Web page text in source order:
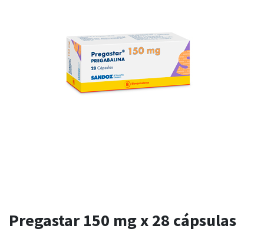
Pregastar 150 mg x 28 cápsulas